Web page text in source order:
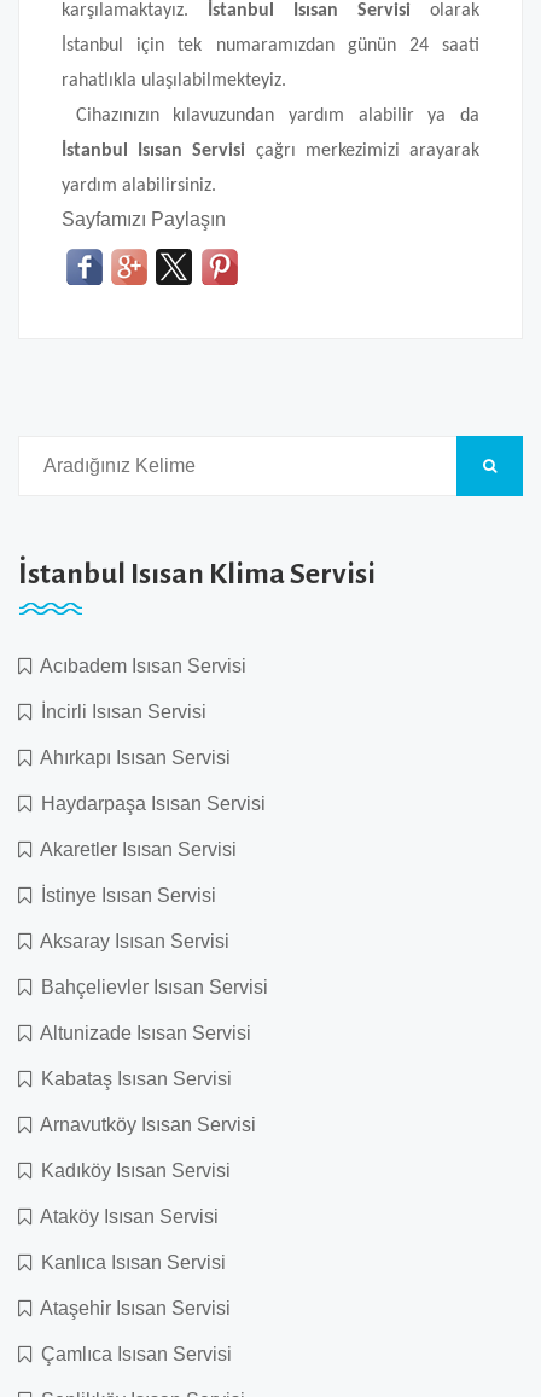
karşılamaktayız.
İstanbul Isısan Servisi olarak
İstanbul için tek numaramızdan günün 24 saati
rahatlıkla ulaşılabilmekteyiz.
Cihazınızın kılavuzundan yardım alabilir ya da
İstanbul Isısan Servisi çağrı merkezimizi arayarak
yardım alabilirsiniz.
Sayfamızı Paylaşın
İstanbul Isısan Klima Servisi
Acıbadem Isısan Servisi
İncirli Isısan Servisi
Ahırkapı Isısan Servisi
Haydarpaşa Isısan Servisi
Akaretler Isısan Servisi
İstinye Isısan Servisi
Aksaray Isısan Servisi
Bahçelievler Isısan Servisi
Altunizade Isısan Servisi
Kabataş Isısan Servisi
Arnavutköy Isısan Servisi
Kadıköy Isısan Servisi
Ataköy Isısan Servisi
Kanlıca Isısan Servisi
Ataşehir Isısan Servisi
Çamlıca Isısan Servisi